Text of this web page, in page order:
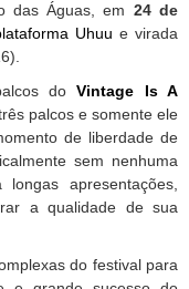
das Águas, em 24 de
Uhuu e virada
doVintage Is A
palcos e somente ele
de liberdade de
sem nenhuma
apresentações,
a qualidade de sua
do festival para